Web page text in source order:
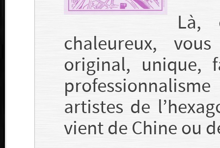
Là,
chaleureux,
original, unique,
artistes de
vient de Chine ou